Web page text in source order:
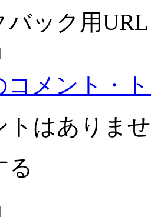
バック用
コメント・
トはありま
る